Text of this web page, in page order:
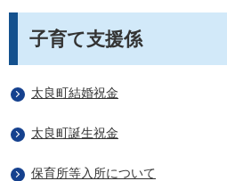
子育て支援係
太良町結婚祝金
太良町誕生祝金
保育所等入所について